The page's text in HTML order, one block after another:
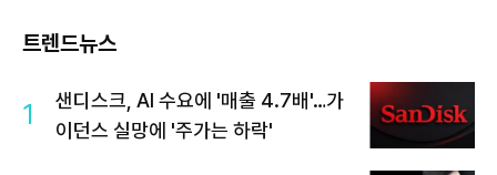
트렌드뉴스
1
샌디스크, AI 수요에 '매출 4.7배'…가
이던스 실망에 '주가는 하락'